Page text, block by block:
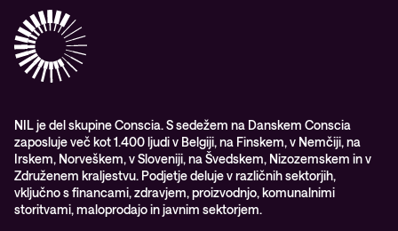
Izobraževanje
Upravljane IT storitve in podpora
Opazljivost
Videi
Vodiči
Partnerji
Nagrade & priznanja industrije
WORK@NIL
Študenti
Trajnost in družbena odgovornost
NIL je del skupine Conscia. S sedežem na Danskem Conscia
zaposluje več kot 1.400 ljudi v Belgiji, na Finskem, v Nemčiji, na
Irskem, Norveškem, v Sloveniji, na Švedskem, Nizozemskem in v
Združenem kraljestvu. Podjetje deluje v različnih sektorjih,
vključno s financami, zdravjem, proizvodnjo, komunalnimi
storitvami, maloprodajo in javnim sektorjem.